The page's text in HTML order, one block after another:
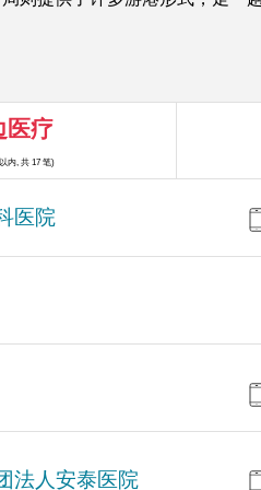
医疗
内, 共 17 笔)
医院
法人安泰医院